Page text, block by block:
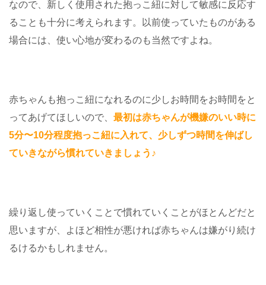
なので、新しく使用された抱っこ紐に対して敏感に反応す
ることも十分に考えられます。以前使っていたものがある
場合には、使い心地が変わるのも当然ですよね。
赤ちゃんも抱っこ紐になれるのに少しお時間をお時間をと
ってあげてほしいので、 最初は赤ちゃんが機嫌のいい時に
5分〜10分程度抱っこ紐に入れて、少しずつ時間を伸ばし
ていきながら慣れていきましょう♪
繰り返し使っていくことで慣れていくことがほとんどだと
思いますが、よほど相性が悪ければ赤ちゃんは嫌がり続け
るけるかもしれません。